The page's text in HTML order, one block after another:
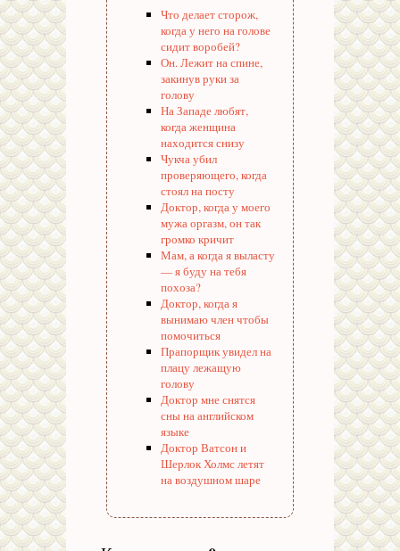
Что делает сторож,
когда у него на голове
сидит воробей?
Он. Лежит на спине,
закинув руки за
голову
На Западе любят,
когда женщина
находится снизу
Чукча убил
проверяющего, когда
стоял на посту
Доктор, когда у моего
мужа оргазм, он так
громко кричит
Мам, а когда я выласту
— я буду на тебя
похоза?
Доктор, когда я
вынимаю член чтобы
помочиться
Прапорщик увидел на
плацу лежащую
голову
Доктор мне снятся
сны на английском
языке
Доктор Ватсон и
Шерлок Холмс летят
на воздушном шаре